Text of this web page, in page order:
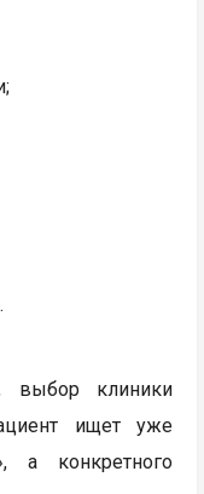
выбор клиники
ищет уже
а конкретного